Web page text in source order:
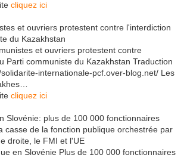
cliquez ici
et ouvriers protestent contre l'interdiction
du Kazakhstan
et ouvriers protestent contre
Parti communiste du Kazakhstan Traduction
internationale-pcf.over-blog.net/ Les
cliquez ici
Slovénie: plus de 100 000 fonctionnaires
casse de la fonction publique orchestrée par
droite, le FMI et l'UE
en Slovénie Plus de 100 000 fonctionnaires